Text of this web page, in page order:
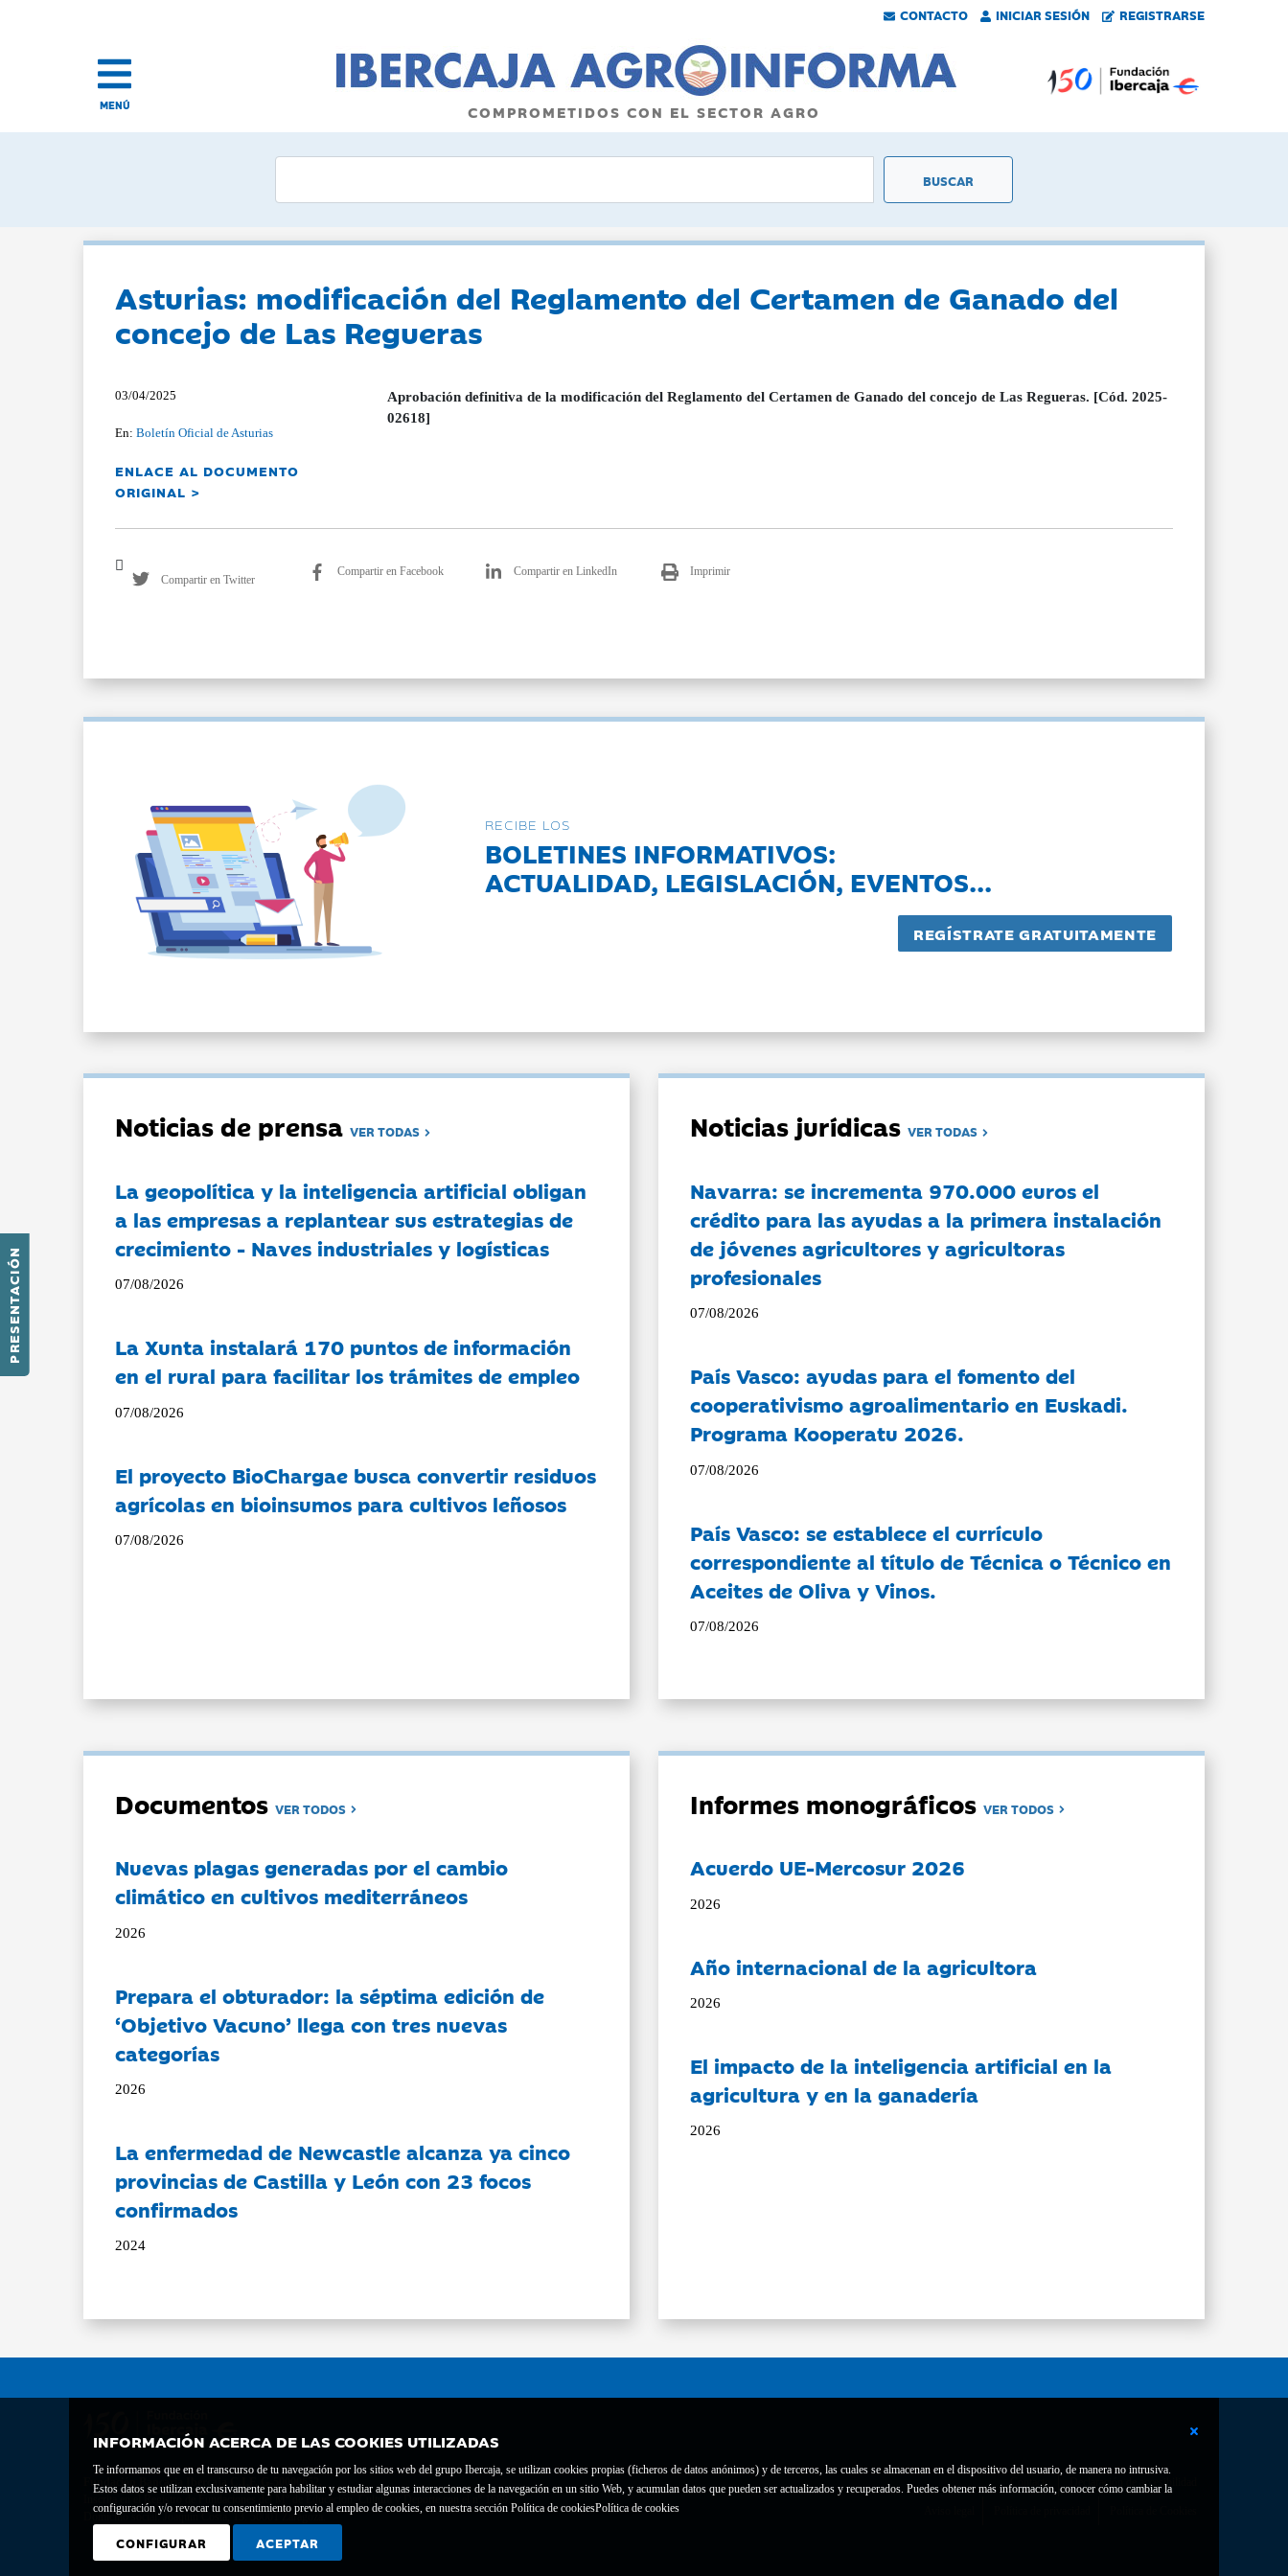
CONTACTO INICIAR SESIÓN REGISTRARSE
PRESENTACIÓN
MENÚ COMPROMETIDOS CON EL SECTOR AGRO
INFORMACIÓN ACERCA DE LAS COOKIES UTILIZADAS
Te informamos que en el transcurso de tu navegación por los sitios web del grupo Ibercaja, se utilizan cookies propias (ficheros de datos anónimos) y de terceros, las cuales se almacenan en el dispositivo del usuario, de manera no intrusiva.
Estos datos se utilizan exclusivamente para habilitar y estudiar algunas interacciones de la navegación en un sitio Web, y acumulan datos que pueden ser actualizados y recuperados. Puedes obtener más información, conocer cómo cambiar la
configuración y/o revocar tu consentimiento previo al empleo de cookies, en nuestra sección Política de cookiesPolítica de cookies
CONFIGURAR ACEPTAR
Asturias: modificación del Reglamento del Certamen de Ganado del
concejo de Las Regueras
03/04/2025
En:Boletín Oficial de Asturias
ENLACE AL DOCUMENTO
ORIGINAL >
Aprobación definitiva de la modificación del Reglamento del Certamen de Ganado del concejo de Las Regueras. [Cód. 2025-
02618]
Compartir en Twitter
Compartir en Facebook Compartir en LinkedIn Imprimir
RECIBE LOS
BOLETINES INFORMATIVOS:
ACTUALIDAD, LEGISLACIÓN, EVENTOS...
Noticias de prensaVER TODAS
La geopolítica y la inteligencia artificial obligan
a las empresas a replantear sus estrategias de
crecimiento - Naves industriales y logísticas
07/08/2026
La Xunta instalará 170 puntos de información
en el rural para facilitar los trámites de empleo
07/08/2026
El proyecto BioChargae busca convertir residuos
agrícolas en bioinsumos para cultivos leñosos
07/08/2026
Noticias jurídicasVER TODAS
Navarra: se incrementa 970.000 euros el
crédito para las ayudas a la primera instalación
de jóvenes agricultores y agricultoras
profesionales
07/08/2026
País Vasco: ayudas para el fomento del
cooperativismo agroalimentario en Euskadi.
Programa Kooperatu 2026.
07/08/2026
País Vasco: se establece el currículo
correspondiente al título de Técnica o Técnico en
Aceites de Oliva y Vinos.
07/08/2026
DocumentosVER TODOS
Nuevas plagas generadas por el cambio
climático en cultivos mediterráneos
2026
Prepara el obturador: la séptima edición de
‘Objetivo Vacuno’ llega con tres nuevas
categorías
2026
La enfermedad de Newcastle alcanza ya cinco
provincias de Castilla y León con 23 focos
confirmados
2024
Informes monográficosVER TODOS
Acuerdo UE-Mercosur 2026
2026
Año internacional de la agricultora
2026
El impacto de la inteligencia artificial en la
agricultura y en la ganadería
2026
Fundación Bancaria Ibercaja C.I.F. G-50000652.
Inscrita en el Registro de Fundaciones del Mº de Educación, Cultura y Deporte con el nº 1689.
Domicilio social: Joaquín Costa, 13. 50001 Zaragoza.
Contacto Declaración de accesibilidad